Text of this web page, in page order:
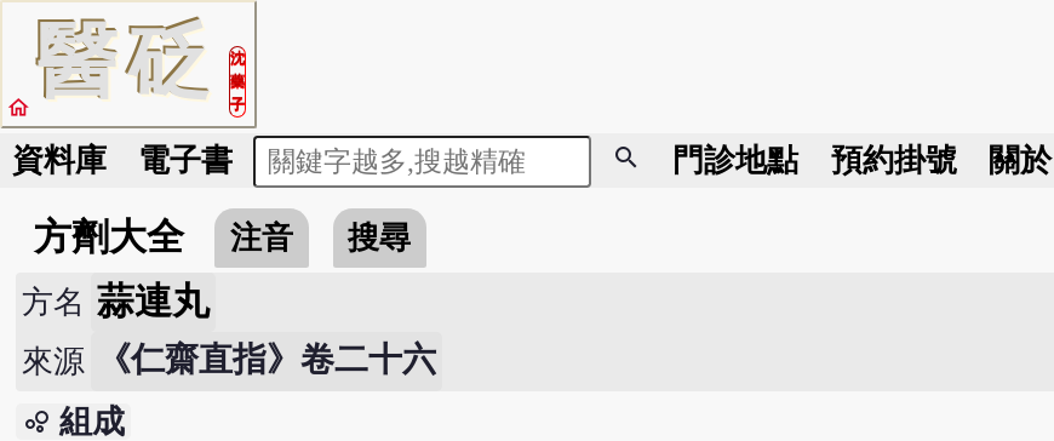
醫砭
沈
藥
子
home
資料庫 電子書 search 門診地點 預約掛號 關於
方劑大全 注音 搜尋
方名 蒜連丸
來源 《仁齋直指》卷二十六
bubble_chart 組成